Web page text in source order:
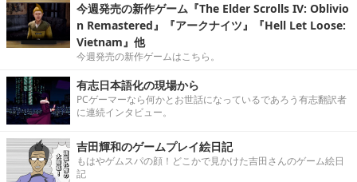
今週発売の新作ゲーム『The Elder Scrolls IV: Oblivio
n Remastered』『アークナイツ』『Hell Let Loose:
Vietnam』他
今週発売の新作ゲームはこちら。
有志日本語化の現場から
PCゲーマーなら何かとお世話になっているであろう有志翻訳者
に連続インタビュー。
吉田輝和のゲームプレイ絵日記
もはやゲムスパの顔！どこかで見かけた吉田さんのゲーム絵日
記